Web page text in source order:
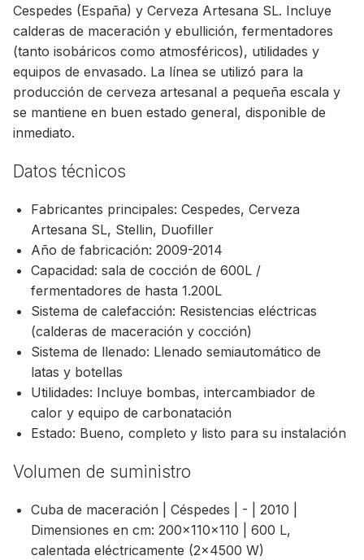
Cespedes (España) y Cerveza Artesana SL. Incluye
calderas de maceración y ebullición, fermentadores
(tanto isobáricos como atmosféricos), utilidades y
equipos de envasado. La línea se utilizó para la
producción de cerveza artesanal a pequeña escala y
se mantiene en buen estado general, disponible de
inmediato.
Datos técnicos
Fabricantes principales: Cespedes, Cerveza
Artesana SL, Stellin, Duofiller
Año de fabricación: 2009-2014
Capacidad: sala de cocción de 600L /
fermentadores de hasta 1.200L
Sistema de calefacción: Resistencias eléctricas
(calderas de maceración y cocción)
Sistema de llenado: Llenado semiautomático de
latas y botellas
Utilidades: Incluye bombas, intercambiador de
calor y equipo de carbonatación
Estado: Bueno, completo y listo para su instalación
Volumen de suministro
Cuba de maceración | Céspedes | - | 2010 |
Dimensiones en cm: 200×110×110 | 600 L,
calentada eléctricamente (2×4500 W)